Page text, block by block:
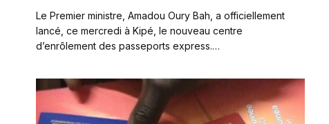
Le Premier ministre, Amadou Oury Bah, a officiellement
lancé, ce mercredi à Kipé, le nouveau centre
d’enrôlement des passeports express.…